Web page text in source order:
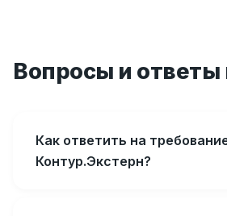
Вопросы и ответы
Как ответить на
Контур.Экстерн?